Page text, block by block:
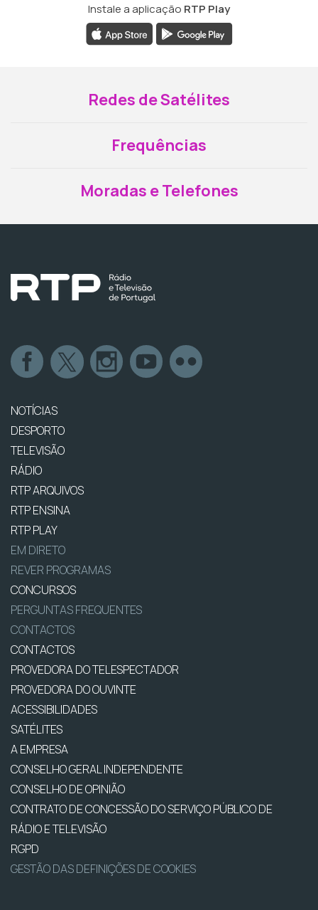
Instale a aplicação RTP Play
Redes de Satélites
Frequências
Moradas e Telefones
NOTÍCIAS
DESPORTO
TELEVISÃO
RÁDIO
RTP ARQUIVOS
RTP ENSINA
RTP PLAY
EM DIRETO
REVER PROGRAMAS
CONCURSOS
PERGUNTAS FREQUENTES
CONTACTOS
CONTACTOS
PROVEDORA DO TELESPECTADOR
PROVEDORA DO OUVINTE
ACESSIBILIDADES
SATÉLITES
A EMPRESA
CONSELHO GERAL INDEPENDENTE
CONSELHO DE OPINIÃO
CONTRATO DE CONCESSÃO DO SERVIÇO PÚBLICO DE
RÁDIO E TELEVISÃO
RGPD
GESTÃO DAS DEFINIÇÕES DE COOKIES